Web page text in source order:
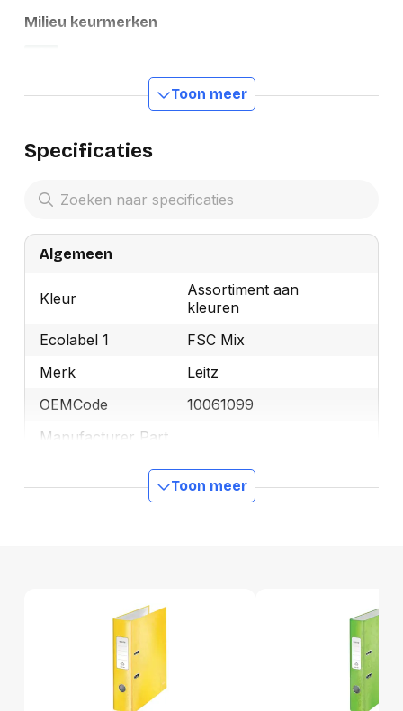
Milieu keurmerken
Toon meer
Specificaties
Algemeen
Kleur
Assortiment aan
kleuren
Ecolabel 1
FSC Mix
Merk
Leitz
OEMCode
10061099
Manufacturer Part
Ecologisch
Ja
Toon meer